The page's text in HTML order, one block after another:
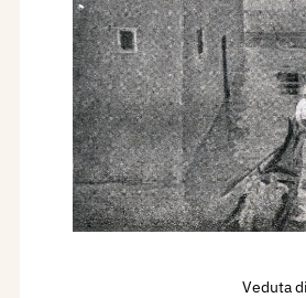
Veduta